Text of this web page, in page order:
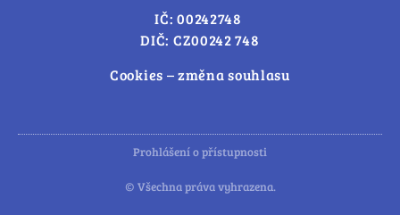
IČ: 00242748
DIČ: CZ00242 748
Cookies – změna souhlasu
Prohlášení o přístupnosti
© Všechna práva vyhrazena.